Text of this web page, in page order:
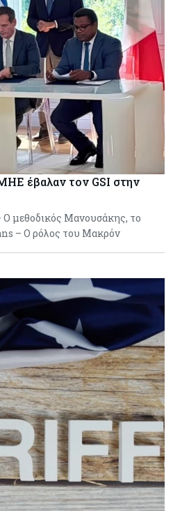
έβαλαν τον GSI στην
Ο μεθοδικός Μανουσάκης, το
– Ο ρόλος του Μακρόν